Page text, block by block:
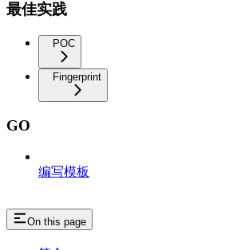
最佳实践
POC
Fingerprint
GO
编写模板
On this page